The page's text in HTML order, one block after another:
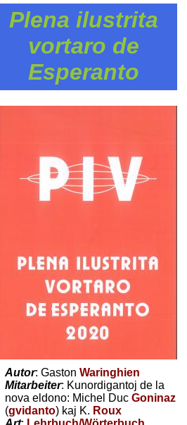
Plena ilustrita
vortaro de
Esperanto
Autor: Gaston Waringhien
Mitarbeiter: Kunordigantoj de la
nova eldono: Michel Duc Goninaz
(gvidanto) kaj K. Roux